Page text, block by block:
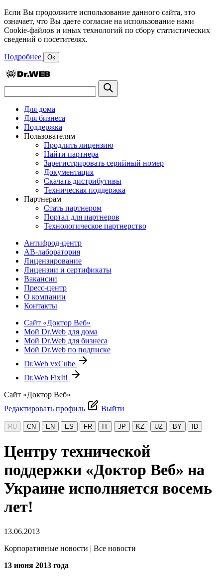
Если Вы продолжите использование данного сайта, это
означает, что Вы даете согласие на использование нами
Cookie-файлов и иных технологий по сбору статистических
сведений о посетителях.
Подробнее Ок
Для дома
Для бизнеса
Поддержка
Пользователям
Продлить лицензию
Найти партнера
Зарегистрировать серийный номер
Документация
Скачать дистрибутивы
Техническая поддержка
Партнерам
Стать партнером
Портал для партнеров
Технологическое партнерство
Антифрод-центр
АВ-лаборатория
Лицензирование
Лицензии и сертификаты
Вакансии
Пресс-центр
О компании
Контакты
Сайт «Доктор Веб»
Мой Dr.Web для дома
Мой Dr.Web для бизнеса
Мой Dr.Web по подписке
Dr.Web vxCube
Dr.Web FixIt!
Сайт «Доктор Веб»
Редактировать профиль
Выйти
RU CN EN ES FR IT JP KZ UZ BY ID
Центру технической
поддержки «Доктор Веб» на
Украине исполняется восемь
лет!
13.06.2013
Корпоративные новости | Все новости
13 июня 2013 года